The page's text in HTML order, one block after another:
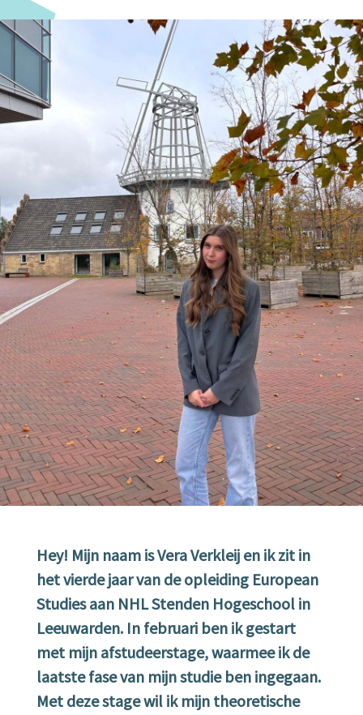
Hey! Mijn naam is Vera Verkleij en ik zit in
het vierde jaar van de opleiding European
Studies aan NHL Stenden Hogeschool in
Leeuwarden. In februari ben ik gestart
met mijn afstudeerstage, waarmee ik de
laatste fase van mijn studie ben ingegaan.
Met deze stage wil ik mijn theoretische